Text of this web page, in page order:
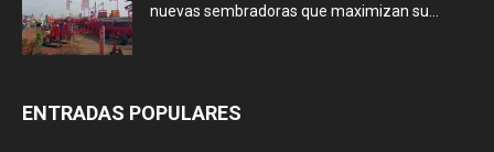
nuevas sembradoras que maximizan su...
ENTRADAS POPULARES